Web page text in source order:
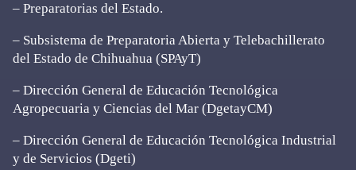
– Preparatorias del Estado.
– Subsistema de Preparatoria Abierta y Telebachillerato
del Estado de Chihuahua (SPAyT)
– Dirección General de Educación Tecnológica
Agropecuaria y Ciencias del Mar (DgetayCM)
– Dirección General de Educación Tecnológica Industrial
y de Servicios (Dgeti)